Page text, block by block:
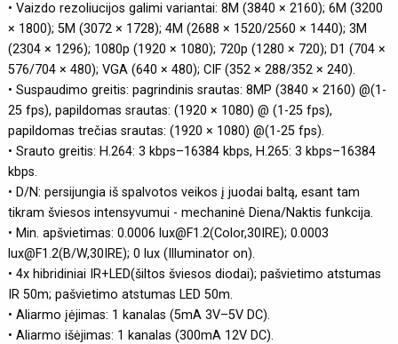
• Vaizdo rezoliucijos galimi variantai: 8M (3840 × 2160); 6M (3200
× 1800); 5M (3072 × 1728); 4M (2688 × 1520/2560 × 1440); 3M
(2304 × 1296); 1080p (1920 × 1080); 720p (1280 × 720); D1 (704 ×
576/704 × 480); VGA (640 × 480); CIF (352 × 288/352 × 240).
• Suspaudimo greitis: pagrindinis srautas: 8MP (3840 × 2160) @(1-
25 fps), papildomas srautas: (1920 × 1080) @ (1-25 fps),
papildomas trečias srautas: (1920 × 1080) @(1-25 fps).
• Srauto greitis: H.264: 3 kbps–16384 kbps, H.265: 3 kbps–16384
kbps.
• D/N: persijungia iš spalvotos veikos į juodai baltą, esant tam
tikram šviesos intensyvumui - mechaninė Diena/Naktis funkcija.
• Min. apšvietimas: 0.0006 lux@F1.2(Color,30IRE); 0.0003
lux@F1.2(B/W,30IRE); 0 lux (Illuminator on).
• 4x hibridiniai IR+LED(šiltos šviesos diodai); pašvietimo atstumas
IR 50m; pašvietimo atstumas LED 50m.
• Aliarmo įėjimas: 1 kanalas (5mA 3V–5V DC).
• Aliarmo išėjimas: 1 kanalas (300mA 12V DC).